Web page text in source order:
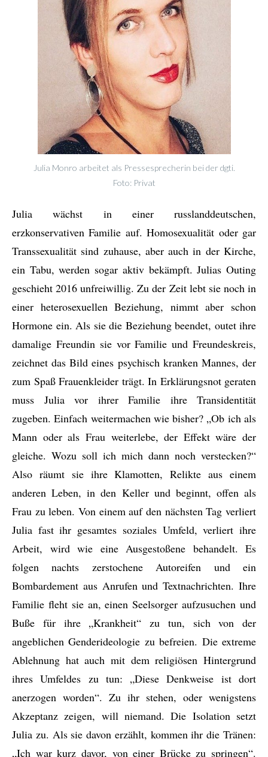
Julia Monro arbeitet als Pressesprecherin bei der dgti.
Foto: Privat
Julia wächst in einer russlanddeutschen,
erzkonservativen Familie auf. Homosexualität oder gar
Transsexualität sind zuhause, aber auch in der Kirche,
ein Tabu, werden sogar aktiv bekämpft. Julias Outing
geschieht 2016 unfreiwillig. Zu der Zeit lebt sie noch in
einer heterosexuellen Beziehung, nimmt aber schon
Hormone ein. Als sie die Beziehung beendet, outet ihre
damalige Freundin sie vor Familie und Freundeskreis,
zeichnet das Bild eines psychisch kranken Mannes, der
zum Spaß Frauenkleider trägt. In Erklärungsnot geraten
muss Julia vor ihrer Familie ihre Transidentität
zugeben. Einfach weitermachen wie bisher? „Ob ich als
Mann oder als Frau weiterlebe, der Effekt wäre der
gleiche. Wozu soll ich mich dann noch verstecken?“
Also räumt sie ihre Klamotten, Relikte aus einem
anderen Leben, in den Keller und beginnt, offen als
Frau zu leben. Von einem auf den nächsten Tag verliert
Julia fast ihr gesamtes soziales Umfeld, verliert ihre
Arbeit, wird wie eine Ausgestoßene behandelt. Es
folgen nachts zerstochene Autoreifen und ein
Bombardement aus Anrufen und Textnachrichten. Ihre
Familie fleht sie an, einen Seelsorger aufzusuchen und
Buße für ihre „Krankheit“ zu tun, sich von der
angeblichen Genderideologie zu befreien. Die extreme
Ablehnung hat auch mit dem religiösen Hintergrund
ihres Umfeldes zu tun: „Diese Denkweise ist dort
anerzogen worden“. Zu ihr stehen, oder wenigstens
Akzeptanz zeigen, will niemand. Die Isolation setzt
Julia zu. Als sie davon erzählt, kommen ihr die Tränen:
„Ich war kurz davor, von einer Brücke zu springen“.